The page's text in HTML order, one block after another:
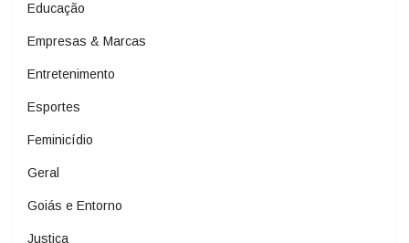
Educação
Empresas & Marcas
Entretenimento
Esportes
Feminicídio
Geral
Goiás e Entorno
Justiça